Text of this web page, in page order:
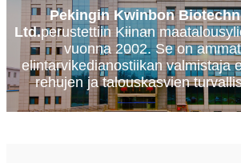
Pekingin Kwinbon
Ltd.perustettiin Kiinan
vuonna 2002. Se on
elintarvikedianostiikan valmistaja
rehujen ja talouskasvien